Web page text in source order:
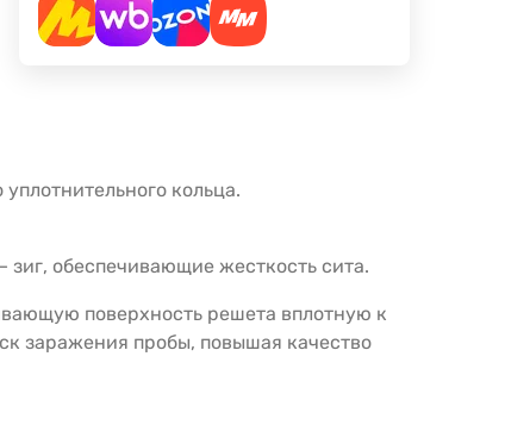
кольца.
обеспечивающие жесткость сита.
поверхность решета вплотную к
заражения пробы, повышая качество